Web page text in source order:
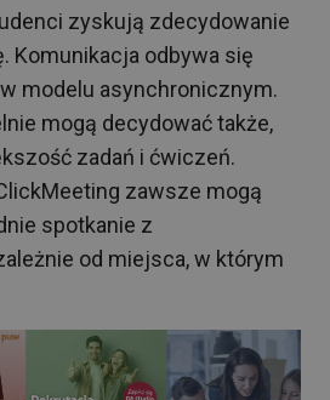
zyskują zdecydowanie
Komunikacja odbywa się
modelu asynchronicznym.
mogą decydować także,
zadań i ćwiczeń.
zawsze mogą
spotkanie z
od miejsca, w którym